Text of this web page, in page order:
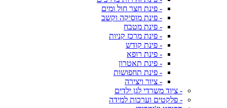
- פינת חצר חול ומים
- פינת מוסיקה וקשב
- פינת מטבח
- פינת מרכז קניות
- פינת קודש
- פינת רופא
- פינת תאטרון
- פינת תחפושות
- ציור ויצירה
- ציוד משרדי לגן ילדים
- פלקטים וערכות למידה